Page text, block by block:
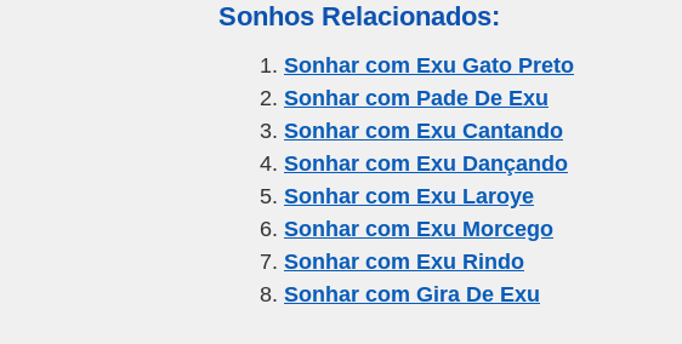
ail c
e
b
o
o
k
tt
er
e
gr
a
m
at
s
A
p
p
e
Sonhos Relacionados:
Sonhar com Exu Gato Preto
Sonhar com Pade De Exu
Sonhar com Exu Cantando
Sonhar com Exu Dançando
Sonhar com Exu Laroye
Sonhar com Exu Morcego
Sonhar com Exu Rindo
Sonhar com Gira De Exu